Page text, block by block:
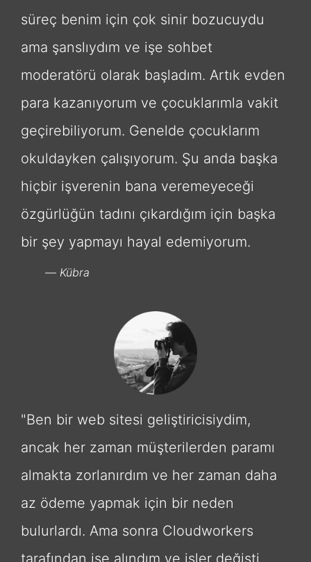
süreç benim için çok sinir bozucuydu
ama şanslıydım ve işe sohbet
moderatörü olarak başladım. Artık evden
para kazanıyorum ve çocuklarımla vakit
geçirebiliyorum. Genelde çocuklarım
okuldayken çalışıyorum. Şu anda başka
hiçbir işverenin bana veremeyeceği
özgürlüğün tadını çıkardığım için başka
bir şey yapmayı hayal edemiyorum.
Kübra
"Ben bir web sitesi geliştiricisiydim,
ancak her zaman müşterilerden paramı
almakta zorlanırdım ve her zaman daha
az ödeme yapmak için bir neden
bulurlardı. Ama sonra Cloudworkers